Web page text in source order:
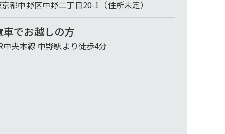
都中野区中野二丁目20-1（住所未定）
車でお越しの方
中央本線 中野駅より徒歩4分